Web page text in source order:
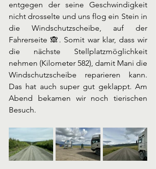
entgegen der seine Geschwindigkeit
nicht drosselte und uns flog ein Stein in
die Windschutzscheibe, auf der
Fahrerseite 🙈. Somit war klar, dass wir
die nächste Stellplatzmöglichkeit
nehmen (Kilometer 582), damit Mani die
Windschutzscheibe reparieren kann.
Das hat auch super gut geklappt. Am
Abend bekamen wir noch tierischen
Besuch.